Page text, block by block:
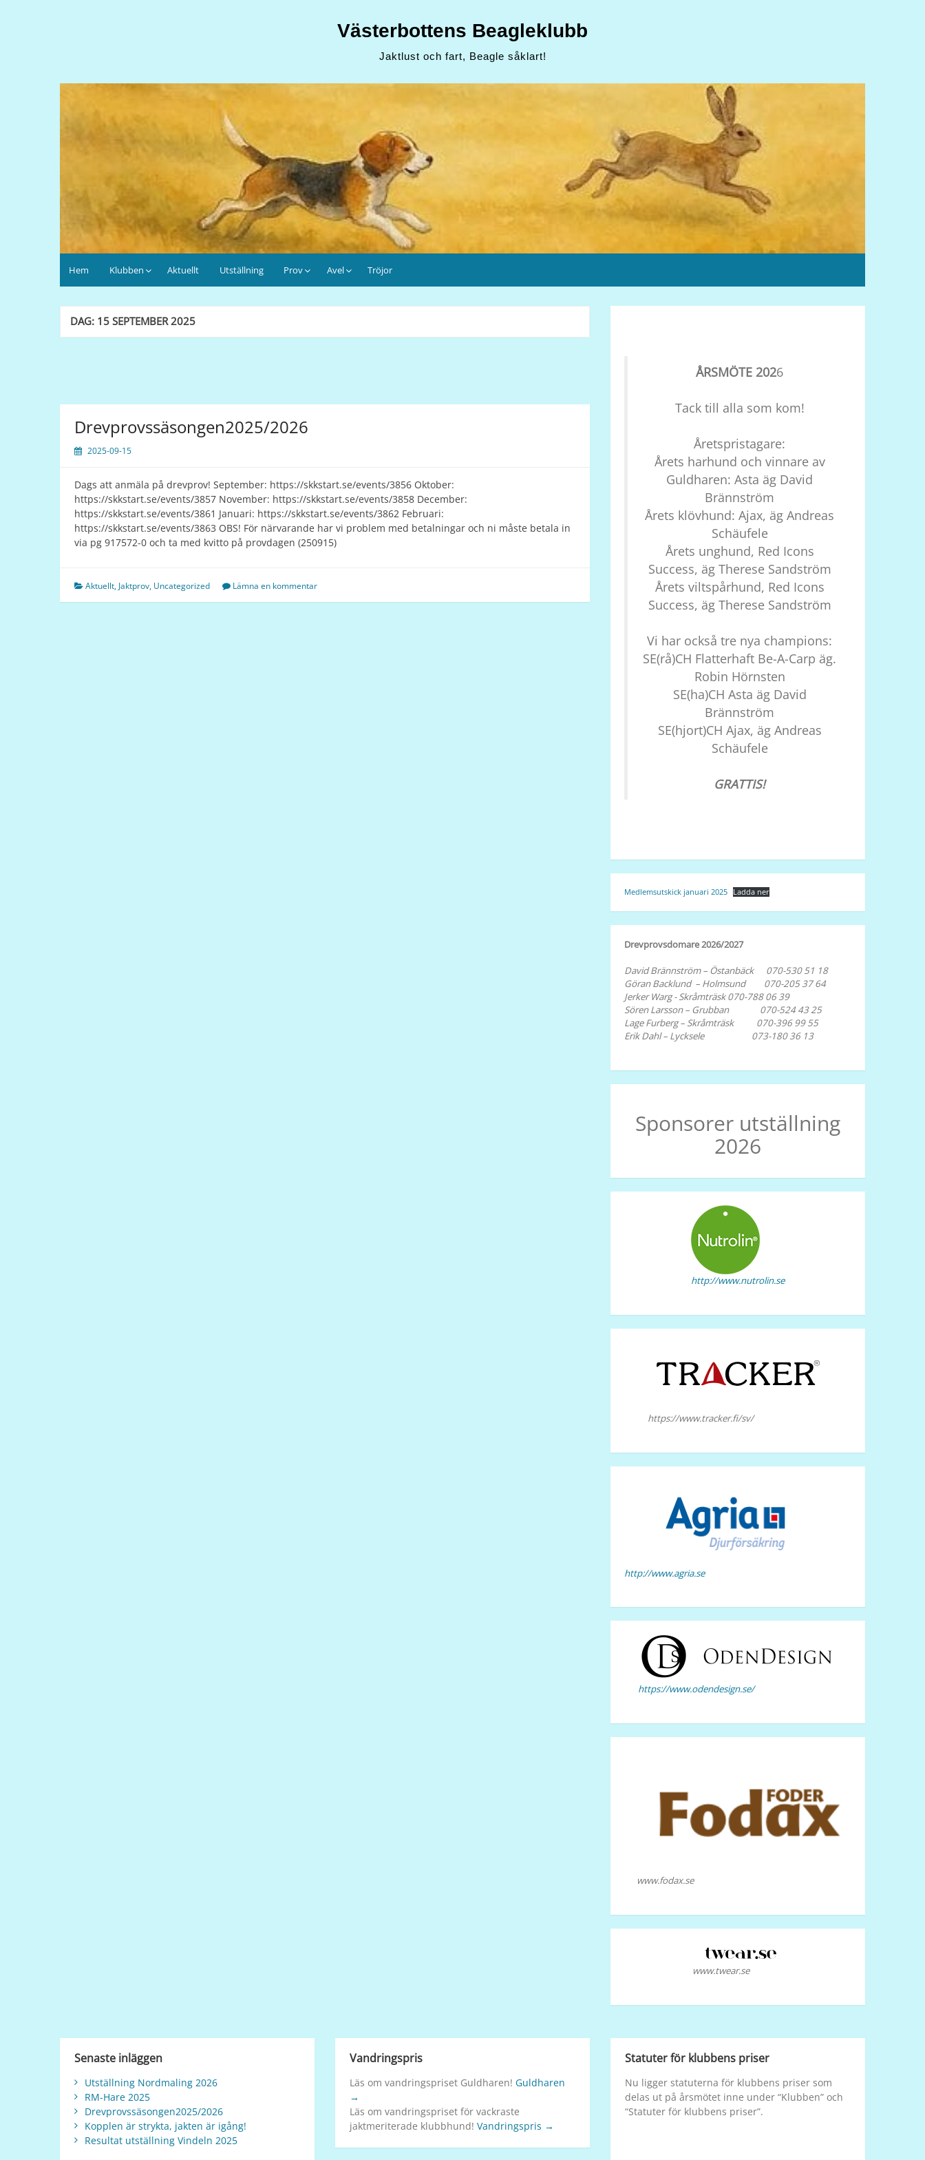
Västerbottens Beagleklubb
Jaktlust och fart, Beagle såklart!
Hem Klubben Aktuellt Utställning Prov Avel Tröjor
DAG: 15 SEPTEMBER 2025
Drevprovssäsongen2025/2026
2025-09-15
Dags att anmäla på drevprov! September: https://skkstart.se/events/3856 Oktober:
https://skkstart.se/events/3857 November: https://skkstart.se/events/3858 December:
https://skkstart.se/events/3861 Januari: https://skkstart.se/events/3862 Februari:
https://skkstart.se/events/3863 OBS! För närvarande har vi problem med betalningar och ni måste betala in
via pg 917572-0 och ta med kvitto på provdagen (250915)
Aktuellt, Jaktprov, Uncategorized Lämna en kommentar
ÅRSMÖTE 2026
Tack till alla som kom!
Åretspristagare:
Årets harhund och vinnare av
Guldharen: Asta äg David
Brännström
Årets klövhund: Ajax, äg Andreas
Schäufele
Årets unghund, Red Icons
Success, äg Therese Sandström
Årets viltspårhund, Red Icons
Success, äg Therese Sandström
Vi har också tre nya champions:
SE(rå)CH Flatterhaft Be-A-Carp äg.
Robin Hörnsten
SE(ha)CH Asta äg David
Brännström
SE(hjort)CH Ajax, äg Andreas
Schäufele
GRATTIS!
Medlemsutskick januari 2025 Ladda ner
Drevprovsdomare 2026/2027
David Brännström – Östanbäck 070-530 51 18
Göran Backlund – Holmsund 070-205 37 64
Jerker Warg - Skråmträsk 070-788 06 39
Sören Larsson – Grubban 070-524 43 25
Lage Furberg – Skråmträsk 070-396 99 55
Erik Dahl – Lycksele 073-180 36 13
Sponsorer utställning
2026
http://www.nutrolin.se
https://www.tracker.fi/sv/
http://www.agria.se
https://www.odendesign.se/
www.fodax.se
www.twear.se
Senaste inläggen
Utställning Nordmaling 2026
RM-Hare 2025
Drevprovssäsongen2025/2026
Kopplen är strykta, jakten är igång!
Resultat utställning Vindeln 2025
Vandringspris
Läs om vandringspriset Guldharen! Guldharen
→
Läs om vandringspriset för vackraste
jaktmeriterade klubbhund! Vandringspris →
Statuter för klubbens priser
Nu ligger statuterna för klubbens priser som
delas ut på årsmötet inne under “Klubben” och
“Statuter för klubbens priser”.